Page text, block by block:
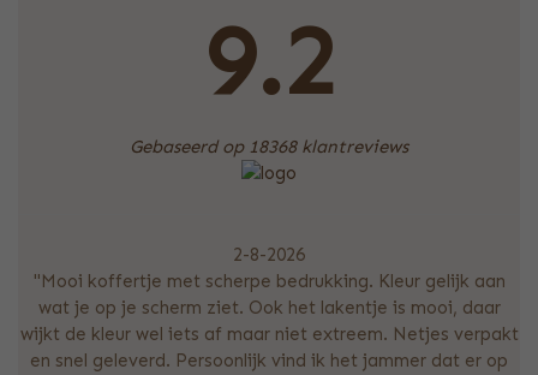
9.2
Gebaseerd op 18368 klantreviews
2-8-2026
"Mooi koffertje met scherpe bedrukking. Kleur gelijk aan
wat je op je scherm ziet. Ook het lakentje is mooi, daar
wijkt de kleur wel iets af maar niet extreem. Netjes verpakt
en snel geleverd. Persoonlijk vind ik het jammer dat er op